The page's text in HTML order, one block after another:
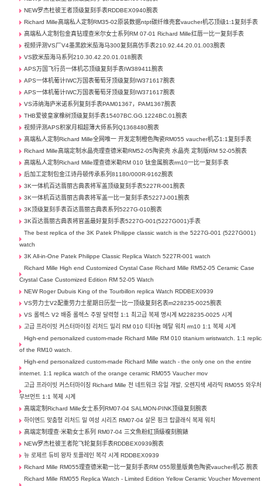
NEW罗杰杜彼王者顶级复刻手表RDDBEX0940腕表
Richard Mille高端私人定制RM35-02原装数据ntpt碳纤维壳套vaucher机芯顶级1:1复刻手表
高端私人定制包金真钻理查米尔女士系列RM 07-01 Richard Mille红唇一比一复刻手表
视频评测VS厂V4墨黑欧米茄海马300复刻高仿手表210.92.44.20.01.003腕表
VS欧米茄海马系列210.30.42.20.01.018腕表
APS万国飞行员一体机芯顶级复刻手表IW389411腕表
APS一体机葡计IWC万国表葡萄牙顶级复刻IW371617腕表
APS一体机葡计IWC万国表葡萄牙顶级复刻IW371617腕表
VS沛纳海庐米诺系列复刻手表PAM01367，PAM1367腕表
THB爱彼皇家橡树顶级复刻手表15407BC.GG.1224BC.01腕表
视频评测APS积家月相超薄大师系列Q1368480腕表
高端私人定制Richard Mille全网唯一 开发定制橙色陶瓷RM055 vaucher机芯1:1复刻手表
Richard Mille高端定制水晶壳理查德米勒RM52-05陶瓷壳 水晶壳 定制版RM 52-05腕表
高端私人定制Richard Mille理查德米勒RM 010 钛金属腕表rm10一比一复刻手表
后加工定制包金江诗丹顿传承系列81180/000R-9162腕表
3K一体机百达翡丽古典表将军盖顶级复刻手表5227R-001腕表
3K一体机百达翡丽古典表将军盖一比一复刻手表5227J-001腕表
3K顶级复刻手表百达翡丽古典表系列5227G-010腕表
3K百达翡丽古典表将官盖最好复刻手表5227G-001(5227G001)手表
The best replica of the 3K Patek Philippe classic watch is the 5227G-001 (5227G001)
watch
3K All-in-One Patek Philippe Classic Replica Watch 5227R-001 watch
Richard Mille High end Customized Crystal Case Richard Mille RM52-05 Ceramic Case
Crystal Case Customized Edition RM 52-05 Watch
NEW Roger Dubuis King of the Tourbillon replica Watch RDDBEX0939
VS劳力士V2配重劳力士星期日历型一比一顶级复刻名表m228235-0025腕表
VS 롤렉스 V2 배중 롤렉스 주말 달력형 1:1 최고급 복제 명시계 M228235-0025 시계
고급 프라이빗 커스터마이징 리처드 밀리 RM 010 티타늄 메탈 워치 rm10 1:1 복제 시계
High-end personalized custom-made Richard Mille RM 010 titanium wristwatch. 1:1
of the RM10 watch.
High-end personalized custom-made Richard Mille watch - the only one on the entire
internet. 1:1 replica watch of the orange ceramic RM055 Vaucher mov
고급 프라이빗 커스터마이징 Richard Mille 전 네트워크 유일 개발, 오렌지색 세라믹 RM055 와우처
무브먼트 1:1 복제 시계
高端定制Richard Mille女士系列RM07-04 SALMON-PINK顶级复刻腕表
하이엔드 맞춤형 리처드 밀 여성 시리즈 RM07-04 살몬 핑크 탑클래식 복제 워치
高端定制理查·米勒女士系列 RM07-04 三文魚粉紅頂級複刻腕錶
NEW罗杰杜彼王者陀飞轮复刻手表RDDBEX0939腕表
뉴 로제르 듀비 왕자 토플레인 복각 시계 RDDBEX0939
Richard Mille RM055理查德米勒一比一复刻手表RM 055限量版黄色陶瓷vaucher机芯 腕表
Richard Mille RM055 Replica Watch - Limited Edition Yellow Ceramic Voucher Movement